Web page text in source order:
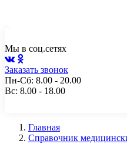
Мы в соц.сетях
Заказать звонок
Пн-Сб: 8.00 - 20.00
Вс: 8.00 - 18.00
Главная
Справочник